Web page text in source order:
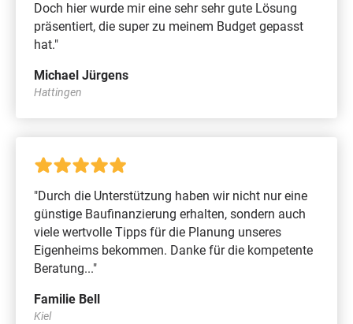
Doch hier wurde mir eine sehr sehr gute Lösung
präsentiert, die super zu meinem Budget gepasst
hat."
Michael Jürgens
Hattingen
"Durch die Unterstützung haben wir nicht nur eine
günstige Baufinanzierung erhalten, sondern auch
viele wertvolle Tipps für die Planung unseres
Eigenheims bekommen. Danke für die kompetente
Beratung..."
Familie Bell
Kiel